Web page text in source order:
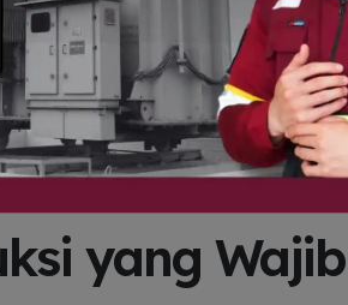
yang Wajib